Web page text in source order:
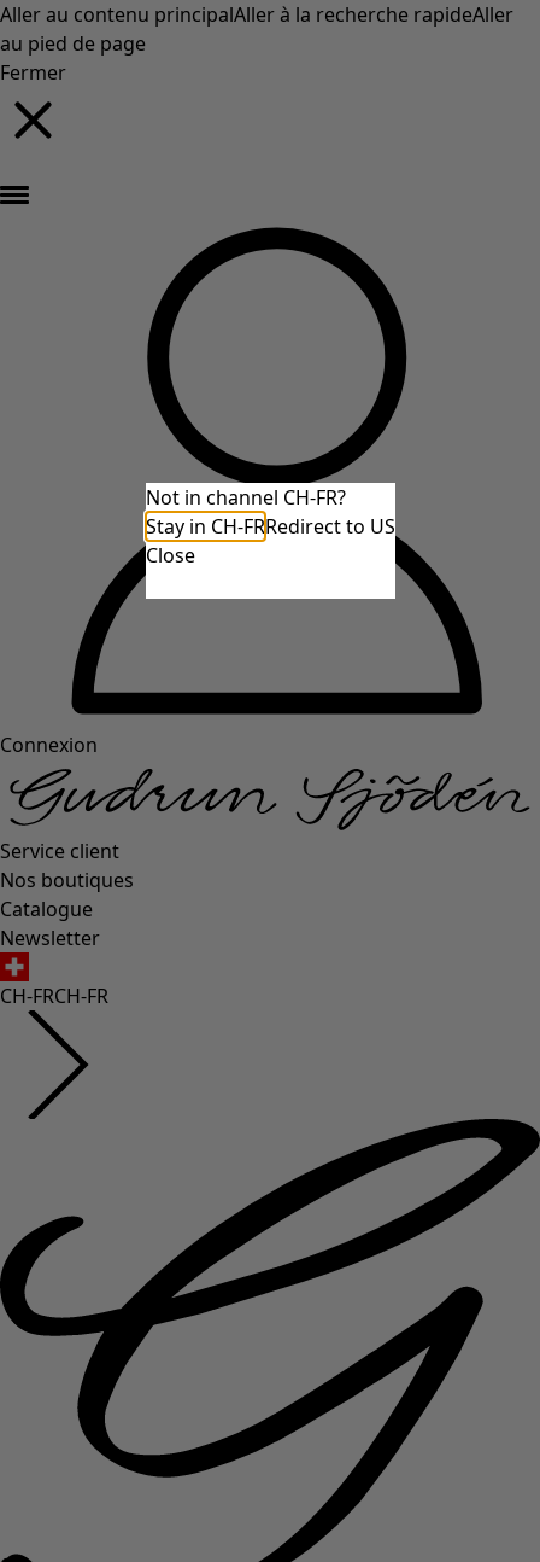
Aller au contenu principalAller à la recherche rapideAller
au pied de page
Fermer
Connexion
Service client
Nos boutiques
Catalogue
Newsletter
CH-FRCH-FR
Not in channel CH-FR?
Stay in CH-FRRedirect to US
Close